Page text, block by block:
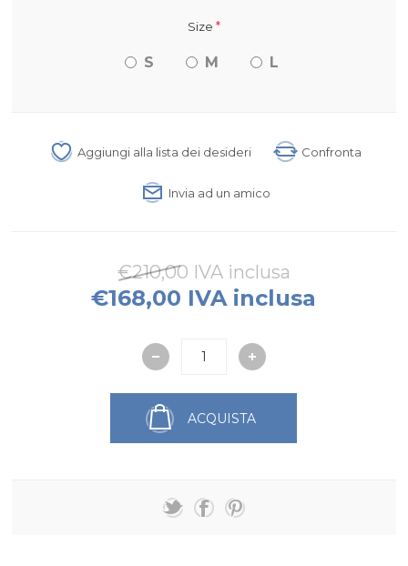
Size *
S M L
Aggiungi alla lista dei desideri Confronta
Invia ad un amico
€210,00 IVA inclusa
€168,00 IVA inclusa
ACQUISTA